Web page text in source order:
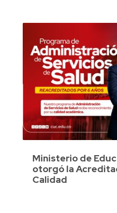
Ministerio de
otorgó la
Calidad